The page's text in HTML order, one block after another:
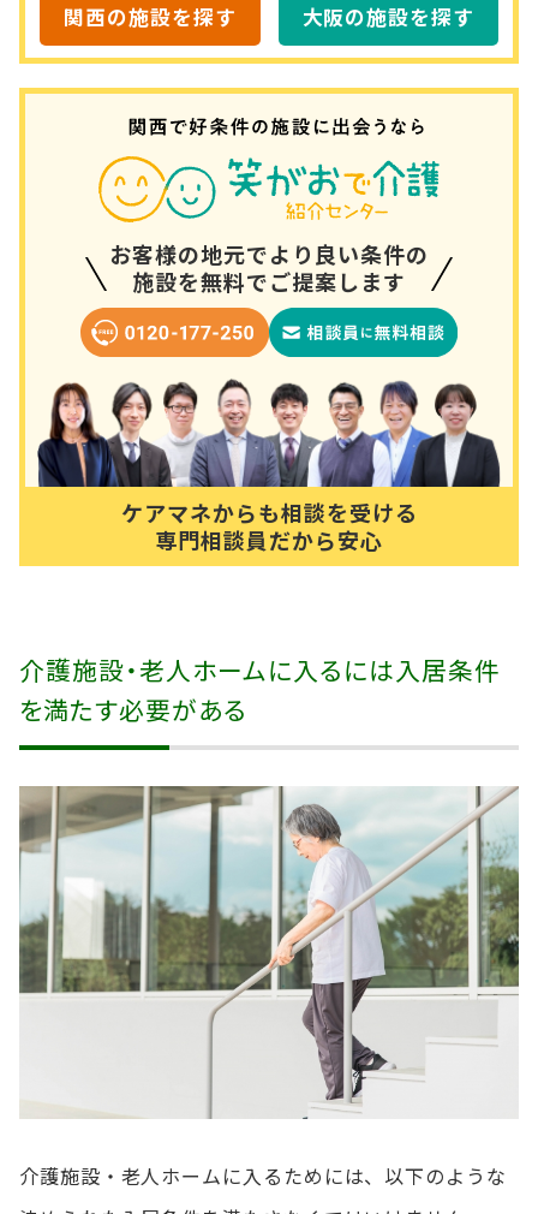
関西の施設を探す 大阪の施設を探す
お客様の地元でより良い条件の
施設を無料でご提案します
ケアマネからも相談を受ける
専門相談員だから安心
介護施設・老人ホームに入るには入居条件
を満たす必要がある
介護施設・老人ホームに入るためには、以下のような